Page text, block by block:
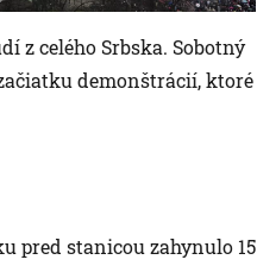
z celého Srbska. Sobotný
demonštrácií, ktoré
pred stanicou zahynulo 15